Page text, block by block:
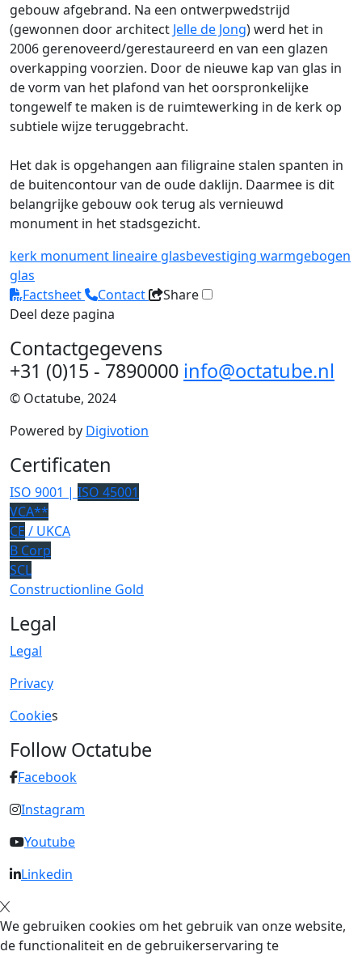
gebouw afgebrand. Na een ontwerpwedstrijd
(gewonnen door architect Jelle de Jong) werd het in
2006 gerenoveerd/gerestaureerd en van een glazen
overkapping voorzien. Door de nieuwe kap van glas in
de vorm van het plafond van het oorspronkelijke
tongewelf te maken is de ruimtewerking in de kerk op
subtiele wijze teruggebracht.
Het dak is opgehangen aan filigraine stalen spanten in
de buitencontour van de oude daklijn. Daarmee is dit
belangrijke gebouw ook terug als vernieuwd
monument in het stadsgezicht.
kerk monument lineaire glasbevestiging warmgebogen
glas
Factsheet
Contact
Share
Deel deze pagina
Contactgegevens
+31 (0)15 - 7890000 info@octatube.nl
© Octatube, 2024
Powered by Digivotion
Certificaten
ISO 9001 | ISO 45001
VCA**
CE / UKCA
B Corp
SCL
Constructionline Gold
Legal
Legal
Privacy
Cookies
Follow Octatube
Facebook
Instagram
Youtube
Linkedin
We gebruiken cookies om het gebruik van onze website,
de functionaliteit en de gebruikerservaring te